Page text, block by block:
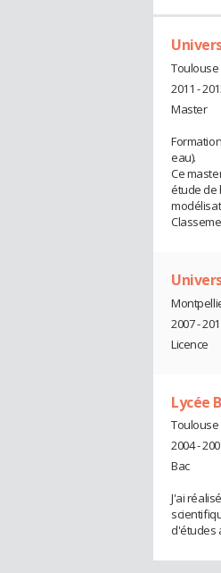
Toulouse
2011 -
Master
eau).
Ce
étude de
2007 -
Licence
Lycée
Toulouse
2004 -
Bac
J'ai
d'études